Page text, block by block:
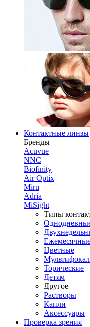
Контактные линзы
Бренды
Acuvue
NNC
Biofinity
Air Optix
Miru
Adria
MiSight
Типы
Цветные
Торические
Детям
Другое
Растворы
Капли
Аксессуары
Проверка зрения